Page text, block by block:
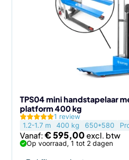
TPS04 mini handstapelaar
platform 400 kg
1 review
1.2-1.7 m
400 kg 650*580
Vanaf:€595,00
Op voorraad, 1 tot 2 dagen
de
productpagina